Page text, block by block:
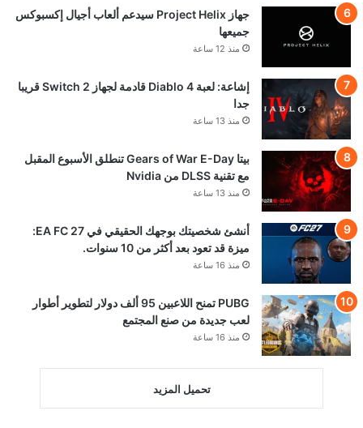
جهاز Project Helix سيدعم ألعاب أجيال إكسبوكس
جميعها
منذ 12 ساعة
إشاعة: لعبة Diablo 4 قادمة لجهاز Switch 2 قريبا
جدا
منذ 13 ساعة
بيتا Gears of War E-Day تنطلق الأسبوع المقبل
مع تقنية DLSS من Nvidia
منذ 13 ساعة
أنشئ شخصيتك بوجهك الحقيقي في EA FC 27:
ميزة قد تعود بعد أكثر من 10 سنوات.
منذ 16 ساعة
PUBG تمنح اللاعبين 95 ألف دولار لتطوير أطوار
لعب جديدة من صنع المجتمع
منذ 16 ساعة
تحميل المزيد